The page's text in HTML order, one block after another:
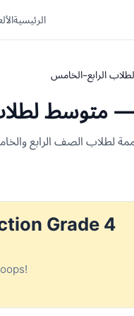
الرئيسية
الرابع–الخامس
متوسط
لطلاب الصف الرابع